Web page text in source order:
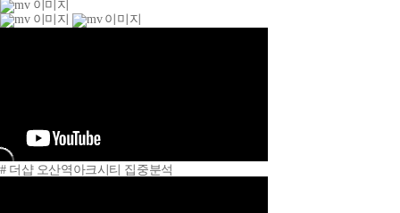
# 더샵 오산역아크시티 집중분석